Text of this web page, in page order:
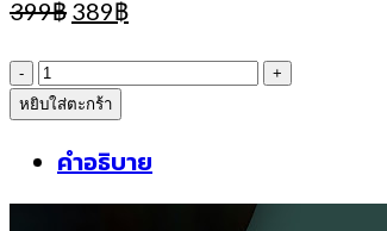
399฿ Original
was:
399฿.
389฿Current
is:
389฿.
จำนวน
sheetแนว
ข้อสอบ
หยิบใส่ตะกร้า
คำอธิบาย